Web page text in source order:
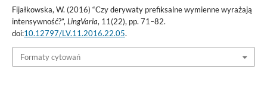
Fijałkowska, W. (2016) “Czy derywaty prefiksalne wymienne wyrażają
intensywność?”, LingVaria, 11(22), pp. 71–82.
doi:10.12797/LV.11.2016.22.05.
Formaty cytowań